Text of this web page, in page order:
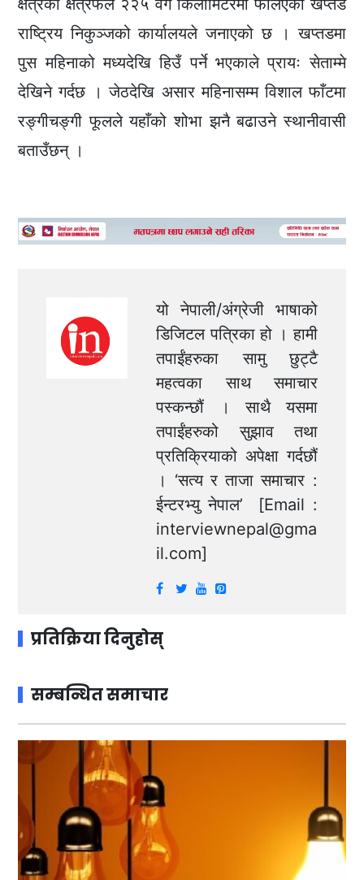
क्षेत्रको क्षेत्रफल २२५ वर्ग किलोमिटरमा फैलिएको खप्तड
राष्ट्रिय निकुञ्जको कार्यालयले जनाएको छ । खप्तडमा
पुस महिनाको मध्यदेखि हिउँ पर्ने भएकाले प्रायः सेताम्मे
देखिने गर्दछ । जेठदेखि असार महिनासम्म विशाल फाँटमा
रङ्गीचङ्गी फूलले यहाँको शोभा झनै बढाउने स्थानीवासी
बताउँछन् ।
यो नेपाली/अंग्रेजी भाषाको
डिजिटल पत्रिका हो । हामी
तपाईंहरुका सामु छुट्टै
महत्वका साथ समाचार
पस्कन्छौं । साथै यसमा
तपाईंहरुको सुझाव तथा
प्रतिक्रियाको अपेक्षा गर्दछौं
। ‘सत्य र ताजा समाचार :
ईन्टरभ्यु नेपाल’ [Email :
interviewnepal@gma
il.com]
प्रतिक्रिया दिनुहोस्
सम्बन्धित समाचार